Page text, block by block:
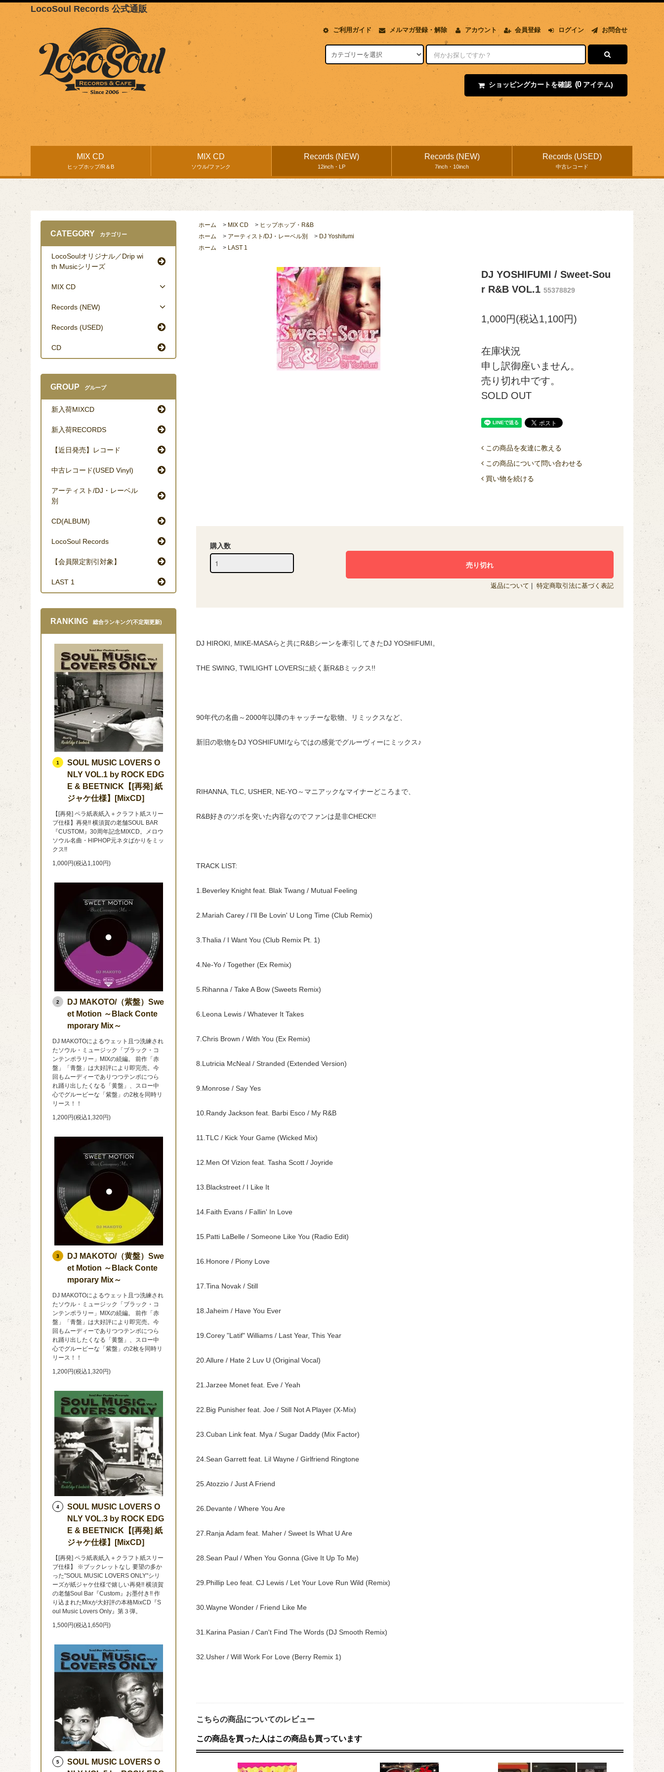
LocoSoul Records 公式通販
ご利用ガイド メルマガ登録・解除 アカウント 会員登録 ログイン お問合せ
ショッピングカートを確認 (0 アイテム)
MIX CD
ヒップホップ/R＆B
MIX CD
ソウル/ファンク
Records (NEW)
12inch・LP
Records (NEW)
7inch・10inch
Records (USED)
中古レコード
ホーム > MIX CD > ヒップホップ・R&B
ホーム
> アーティスト/DJ・レーベル別 > DJ Yoshifumi
ホーム
> LAST 1
DJ YOSHIFUMI / Sweet-Sou
r R&B VOL.1 55378829
1,000円(税込1,100円)
在庫状況
申し訳御座いません。
売り切れ中です。
SOLD OUT
この商品を友達に教える
この商品について問い合わせる
買い物を続ける
購入数
返品について 特定商取引法に基づく表記
DJ HIROKI, MIKE-MASAらと共にR&Bシーンを牽引してきたDJ YOSHIFUMI。
THE SWING, TWILIGHT LOVERSに続く新R&Bミックス!!
90年代の名曲～2000年以降のキャッチーな歌物、リミックスなど、
新旧の歌物をDJ YOSHIFUMIならではの感覚でグルーヴィーにミックス♪
RIHANNA, TLC, USHER, NE-YO～マニアックなマイナーどころまで、
R&B好きのツボを突いた内容なのでファンは是非CHECK!!
TRACK LIST:
1.Beverley Knight feat. Blak Twang / Mutual Feeling
2.Mariah Carey / I'll Be Lovin' U Long Time (Club Remix)
3.Thalia / I Want You (Club Remix Pt. 1)
4.Ne-Yo / Together (Ex Remix)
5.Rihanna / Take A Bow (Sweets Remix)
6.Leona Lewis / Whatever It Takes
7.Chris Brown / With You (Ex Remix)
8.Lutricia McNeal / Stranded (Extended Version)
9.Monrose / Say Yes
10.Randy Jackson feat. Barbi Esco / My R&B
11.TLC / Kick Your Game (Wicked Mix)
12.Men Of Vizion feat. Tasha Scott / Joyride
13.Blackstreet / I Like It
14.Faith Evans / Fallin' In Love
15.Patti LaBelle / Someone Like You (Radio Edit)
16.Honore / Piony Love
17.Tina Novak / Still
18.Jaheim / Have You Ever
19.Corey "Latif" Williams / Last Year, This Year
20.Allure / Hate 2 Luv U (Original Vocal)
21.Jarzee Monet feat. Eve / Yeah
22.Big Punisher feat. Joe / Still Not A Player (X-Mix)
23.Cuban Link feat. Mya / Sugar Daddy (Mix Factor)
24.Sean Garrett feat. Lil Wayne / Girlfriend Ringtone
25.Atozzio / Just A Friend
26.Devante / Where You Are
27.Ranja Adam feat. Maher / Sweet Is What U Are
28.Sean Paul / When You Gonna (Give It Up To Me)
29.Phillip Leo feat. CJ Lewis / Let Your Love Run Wild (Remix)
30.Wayne Wonder / Friend Like Me
31.Karina Pasian / Can't Find The Words (DJ Smooth Remix)
32.Usher / Will Work For Love (Berry Remix 1)
こちらの商品についてのレビュー
この商品を買った人はこの商品も買っています
CATEGORY カテゴリー
LocoSoulオリジナル／Drip wi
th Musicシリーズ
MIX CD
Records (NEW)
Records (USED)
CD
GROUP グループ
新入荷MIXCD
新入荷RECORDS
【近日発売】レコード
中古レコード(USED Vinyl)
アーティスト/DJ・レーベル
別
CD(ALBUM)
LocoSoul Records
【会員限定割引対象】
LAST 1
RANKING 総合ランキング(不定期更新)
1
SOUL MUSIC LOVERS O
NLY VOL.1 by ROCK EDG
E & BEETNICK【[再発] 紙
ジャケ仕様】[MixCD]
【[再発] ペラ紙表紙入＋クラフト紙スリー
ブ仕様】再発!! 横須賀の老舗SOUL BAR
『CUSTOM』30周年記念MIXCD。メロウ
ソウル名曲・HIPHOP元ネタばかりをミッ
クス!!
1,000円(税込1,100円)
2
DJ MAKOTO/（紫盤）Swe
et Motion ～Black Conte
mporary Mix～
DJ MAKOTOによるウェット且つ洗練され
たソウル・ミュージック「ブラック・コ
ンテンポラリー」MIXの続編。 前作「赤
盤」「青盤」は大好評により即完売。今
回もムーディーでありつつテンポにつら
れ踊り出したくなる「黄盤」、スロー中
心でグルービーな「紫盤」の2枚を同時リ
リース！！
1,200円(税込1,320円)
3
DJ MAKOTO/（黄盤）Swe
et Motion ～Black Conte
mporary Mix～
DJ MAKOTOによるウェット且つ洗練され
たソウル・ミュージック「ブラック・コ
ンテンポラリー」MIXの続編。 前作「赤
盤」「青盤」は大好評により即完売。今
回もムーディーでありつつテンポにつら
れ踊り出したくなる「黄盤」、スロー中
心でグルービーな「紫盤」の2枚を同時リ
リース！！
1,200円(税込1,320円)
4
SOUL MUSIC LOVERS O
NLY VOL.3 by ROCK EDG
E & BEETNICK【[再発] 紙
ジャケ仕様】[MixCD]
【[再発] ペラ紙表紙入＋クラフト紙スリー
ブ仕様】 ※ブックレットなし 要望の多か
った"SOUL MUSIC LOVERS ONLY"シリ
ーズが紙ジャケ仕様で嬉しい再発!! 横須賀
の老舗Soul Bar『Custom』お墨付き!! 作
り込まれたMixが大好評の本格MixCD『S
oul Music Lovers Only』第３弾。
1,500円(税込1,650円)
5
SOUL MUSIC LOVERS O